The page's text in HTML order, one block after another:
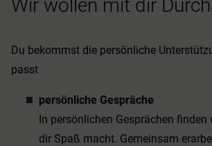
Wir wollen mit dir
Du bekommst die persönliche
passt
persönliche Gespräche
In persönlichen Gesprächen finden
dir Spaß macht. Gemeinsam